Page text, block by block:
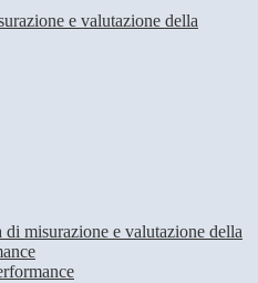
e valutazione della
di misurazione e valutazione della